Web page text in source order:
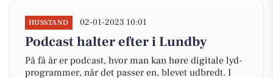
HUSSTAND 02-01-2023 10:01
Podcast halter efter i Lundby
På få år er podcast, hvor man kan høre digitale lyd-
programmer, når det passer en, blevet udbredt. I